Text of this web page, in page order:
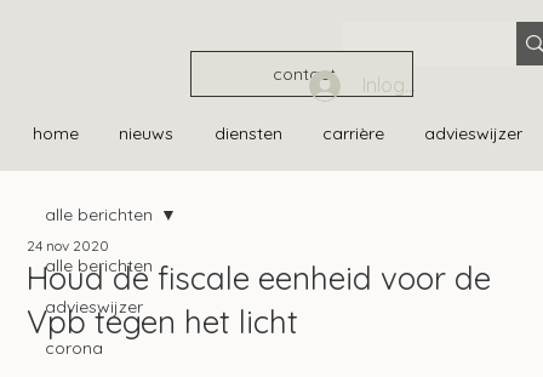
contact
home nieuws diensten carrière advieswijzer
Inloggen
alle berichten
advieswijzer
corona
alle berichten
Houd de fiscale eenheid voor de
Vpb tegen het licht
24 nov 2020